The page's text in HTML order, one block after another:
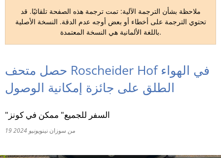
TR
ملاحظة بشأن الترجمة الآلية: تمت ترجمة هذه الصفحة تلقائيًا. قد
تحتوي الترجمة على أخطاء أو بعض أوجه عدم الدقة. النسخة الأصلية
باللغة الألمانية هي النسخة المعتمدة.
حصل متحف Roscheider Hof في الهواء
الطلق على جائزة إمكانية الوصول
"السفر للجميع" ممكن في كونز
19 يونيو 2024 من سوزان نينو